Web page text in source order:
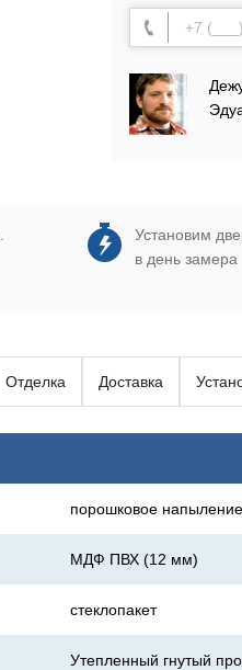
Установим
в день замера
Отделка Доставка
порошковое
МДФ ПВХ (12 мм)
стеклопакет
Утепленный гнутый